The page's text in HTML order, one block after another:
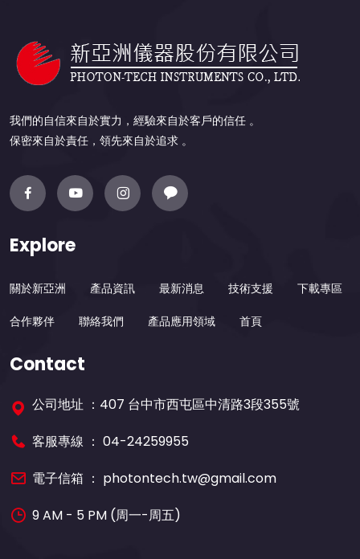
我們的自信來自於實力，經驗來自於客戶的信任 。
保密來自於責任，領先來自於追求 。
Explore
關於新亞洲 產品資訊 最新消息 技術支援 下載專區
合作夥伴 聯絡我們 產品應用領域 首頁
Contact
公司地址 ：407 台中市西屯區中清路3段355號
客服專線 ： 04-24259955
電子信箱 ： photontech.tw@gmail.com
9 AM - 5 PM (周一-周五)